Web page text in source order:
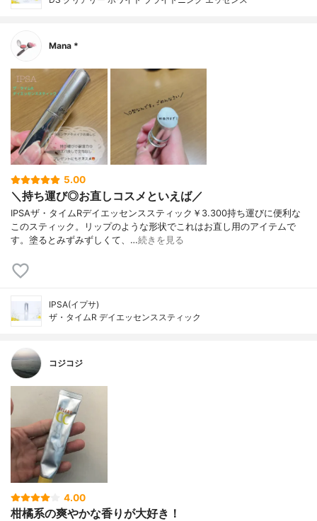
Mana *
5.00
＼持ち運び◎お直しコスメといえば／
IPSAザ・タイムRデイエッセンススティック￥3.300持ち運びに便利な
このスティック。リップのような形状でこれはお直し用のアイテムで
す。塗るとみずみずしくて、…続きを見る
IPSA(イプサ)
ザ・タイムR デイエッセンススティック
コジコジ
4.00
柑橘系の爽やかな香りが大好き！